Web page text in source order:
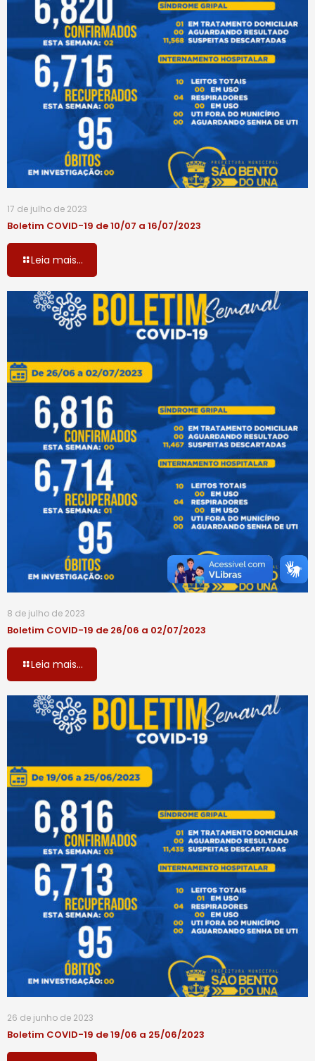
17 de julho de 2023
Boletim COVID-19 de 10/07 a 16/07/2023
Leia mais...
8 de julho de 2023
Boletim COVID-19 de 26/06 a 02/07/2023
Leia mais...
26 de junho de 2023
Boletim COVID-19 de 19/06 a 25/06/2023